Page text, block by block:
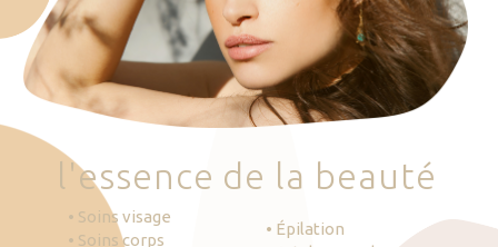
Plan d’accès
Prendre RDV
'essence de la beauté
• Soins visage
• Soins corps
• Épilation